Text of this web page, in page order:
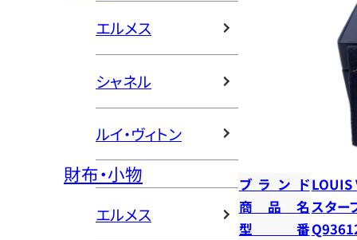
エルメス
シャネル
ルイ・ヴィトン
財布・小物
エルメス
ブランドLOUIS
商品名スター
型番